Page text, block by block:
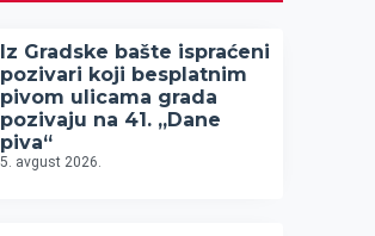
Iz Gradske bašte ispraćeni
pozivari koji besplatnim
pivom ulicama grada
pozivaju na 41. „Dane
piva“
5. avgust 2026.